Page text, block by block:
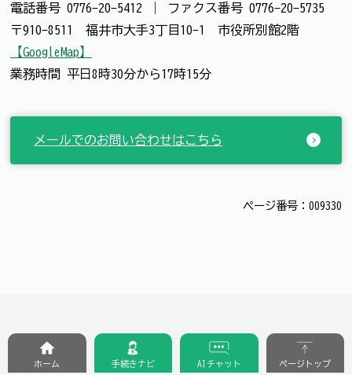
電話番号 0776-20-5412 ファクス番号 0776-20-5735
〒910-8511 福井市大手3丁目10-1 市役所別館2階
【GoogleMap】
業務時間 平日8時30分から17時15分
メールでのお問い合わせはこちら
ページ番号：009330
ホーム 手続きナビ AIチャット ページトップ